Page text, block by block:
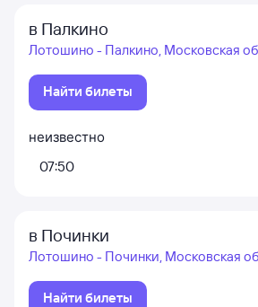
в Палкино
Лотошино - Палкино, Московская
Найти билеты
неизвестно
07:50
в Починки
Лотошино - Починки, Московская
Найти билеты